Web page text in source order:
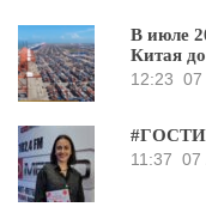
В июле
Китая
12:23 07
11:37 07